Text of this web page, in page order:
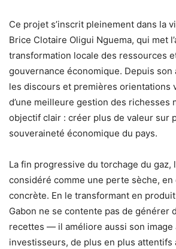
Ce projet s’inscrit pleinement dans la
Brice Clotaire Oligui Nguema, qui met
transformation locale des ressources
gouvernance économique. Depuis son
les discours et premières orientations
d’une meilleure gestion des richesses
objectif clair : créer plus de valeur sur
souveraineté économique du pays.
La fin progressive du torchage du gaz,
considéré comme une perte sèche,
concrète. En le transformant en
Gabon ne se contente pas de générer
recettes — il améliore aussi son image
investisseurs, de plus en plus attentifs